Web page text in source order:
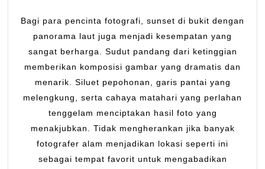
Bagi para pencinta fotografi, sunset di bukit dengan
panorama laut juga menjadi kesempatan yang
sangat berharga. Sudut pandang dari ketinggian
memberikan komposisi gambar yang dramatis dan
menarik. Siluet pepohonan, garis pantai yang
melengkung, serta cahaya matahari yang perlahan
tenggelam menciptakan hasil foto yang
menakjubkan. Tidak mengherankan jika banyak
fotografer alam menjadikan lokasi seperti ini
sebagai tempat favorit untuk mengabadikan